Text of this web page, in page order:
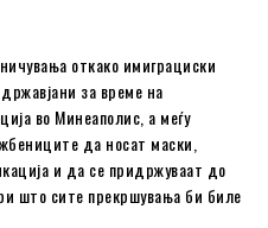
откако имиграциски
за време на
во Минеаполис, а меѓу
да носат маски,
и да се придржуваат до
што сите прекршувања би биле